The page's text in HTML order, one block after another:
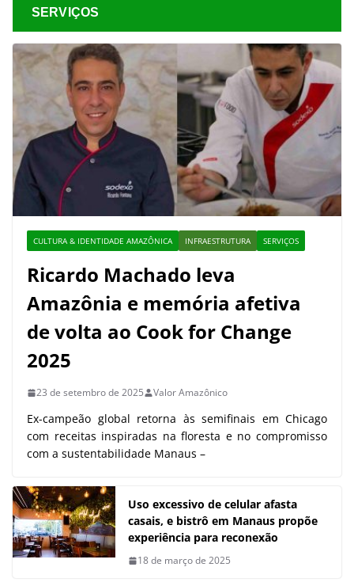
SERVIÇOS
CULTURA & IDENTIDADE AMAZÔNICA INFRAESTRUTURA SERVIÇOS
Ricardo Machado leva
Amazônia e memória afetiva
de volta ao Cook for Change
2025
23 de setembro de 2025 Valor Amazônico
Ex-campeão global retorna às semifinais em Chicago
com receitas inspiradas na floresta e no compromisso
com a sustentabilidade Manaus –
Uso excessivo de celular afasta
casais, e bistrô em Manaus propõe
experiência para reconexão
18 de março de 2025